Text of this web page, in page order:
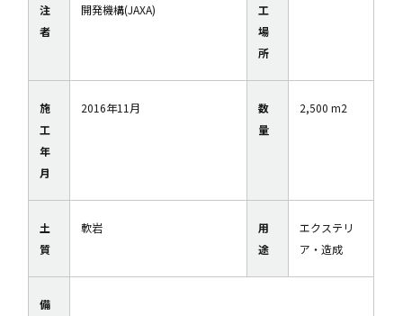
注
者
開発機構(JAXA)
工
場
所
施
工
年
月
2016年11月
数
量
2,500 m2
土
質
軟岩
用
途
エクステリ
ア・造成
備